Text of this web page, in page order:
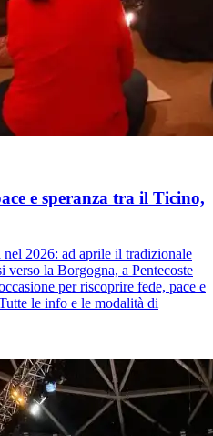
e speranza tra il Ticino,
2026: ad aprile il tradizionale
la Borgogna, a Pentecoste
per riscoprire fede, pace e
le info e le modalità di